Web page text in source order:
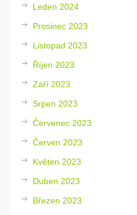
Leden 2024
Prosinec 2023
Listopad 2023
Říjen 2023
Září 2023
Srpen 2023
Červenec 2023
Červen 2023
Květen 2023
Duben 2023
Březen 2023